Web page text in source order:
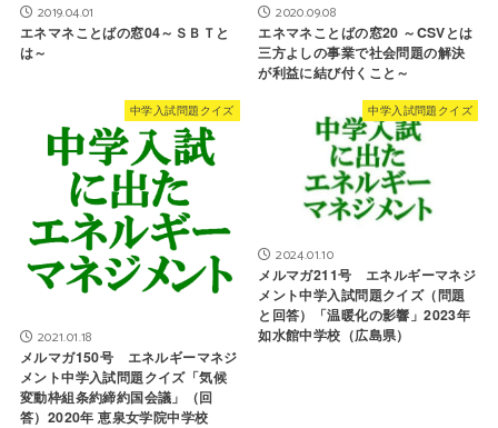
2019.04.01
エネマネことばの窓04～ＳＢＴと
は～
2020.09.08
エネマネことばの窓20 ～CSVとは
三方よしの事業で社会問題の解決
が利益に結び付くこと～
中学入試問題クイズ
2021.01.18
メルマガ150号 エネルギーマネジ
メント中学入試問題クイズ「気候
変動枠組条約締約国会議」（回
答）2020年 恵泉女学院中学校
中学入試問題クイズ
2024.01.10
メルマガ211号 エネルギーマネジ
メント中学入試問題クイズ（問題
と回答）「温暖化の影響」2023年
如水館中学校（広島県）